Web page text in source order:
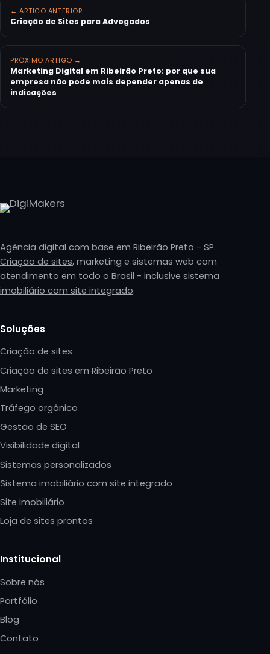
← ARTIGO ANTERIOR
Criação de Sites para Advogados
PRÓXIMO ARTIGO →
Marketing Digital em Ribeirão Preto: por que sua
empresa não pode mais depender apenas de
indicações
Agência digital com base em Ribeirão Preto - SP.
Criação de sites, marketing e sistemas web com
atendimento em todo o Brasil - inclusive sistema
imobiliário com site integrado.
Soluções
Criação de sites
Criação de sites em Ribeirão Preto
Marketing
Tráfego orgânico
Gestão de SEO
Visibilidade digital
Sistemas personalizados
Sistema imobiliário com site integrado
Site imobiliário
Loja de sites prontos
Institucional
Sobre nós
Portfólio
Blog
Contato